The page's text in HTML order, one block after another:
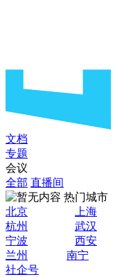
文档
专题
会议
全部 直播间
热门城市
北京
上海
杭州
武汉
宁波
西安
兰州
南宁
社企号